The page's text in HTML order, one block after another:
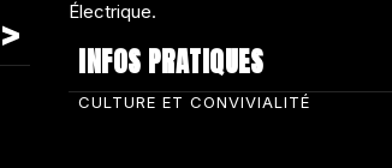
INFOS PRATIQUES
CULTURE ET CONVIVIALITÉ